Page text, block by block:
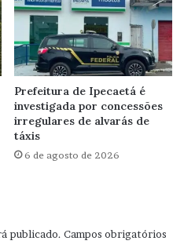
Prefeitura de Ipecaetá é
investigada por concessões
irregulares de alvarás de
táxis
6 de agosto de 2026
publicado. Campos obrigatórios